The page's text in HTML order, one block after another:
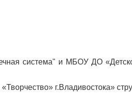
система" и МБОУ ДО
г.Владивостока»